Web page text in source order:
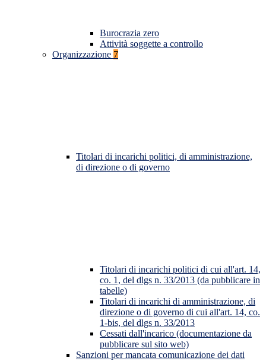
Burocrazia zero
Attività soggette a controllo
Organizzazione 7
Titolari di incarichi politici, di amministrazione,
di direzione o di governo
Titolari di incarichi politici di cui all'art. 14,
co. 1, del dlgs n. 33/2013 (da pubblicare in
tabelle)
Titolari di incarichi di amministrazione, di
direzione o di governo di cui all'art. 14, co.
1-bis, del dlgs n. 33/2013
Cessati dall'incarico (documentazione da
pubblicare sul sito web)
Sanzioni per mancata comunicazione dei dati